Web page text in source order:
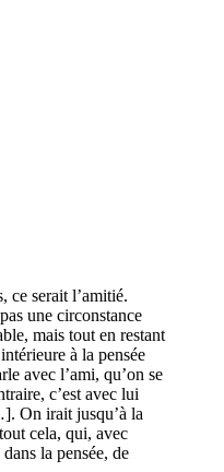
ce serait l’amitié.
une circonstance
mais tout en restant
à la pensée
avec l’ami, qu’on se
c’est avec lui
On irait jusqu’à la
cela, qui, avec
la pensée, de